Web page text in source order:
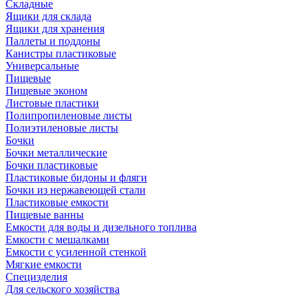
Складные
Ящики для склада
Ящики для хранения
Паллеты и поддоны
Канистры пластиковые
Универсальные
Пищевые
Пищевые эконом
Листовые пластики
Полипропиленовые листы
Полиэтиленовые листы
Бочки
Бочки металлические
Бочки пластиковые
Пластиковые бидоны и фляги
Бочки из нержавеющей стали
Пластиковые емкости
Пищевые ванны
Емкости для воды и дизельного топлива
Емкости с мешалками
Емкости с усиленной стенкой
Мягкие емкости
Специзделия
Для сельского хозяйства